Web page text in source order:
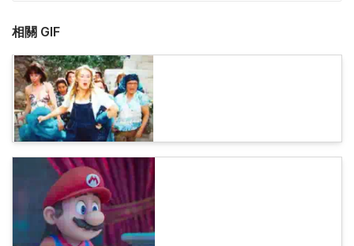
相關 GIF